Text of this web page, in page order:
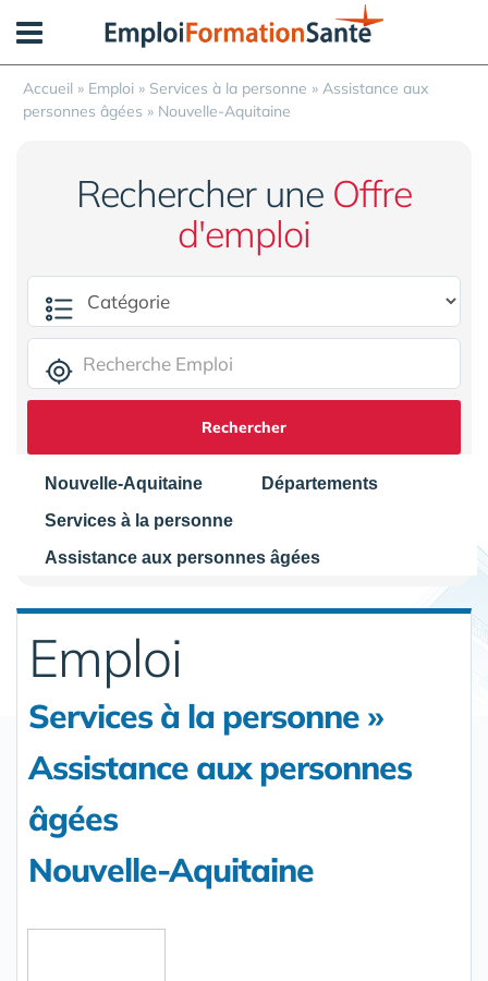
Accueil » Emploi » Services à la personne » Assistance aux
personnes âgées » Nouvelle-Aquitaine
Rechercher une Offre
d'emploi
Rechercher
Nouvelle-Aquitaine
Départements
Services à la personne
Assistance aux personnes âgées
Emploi
Services à la personne »
Assistance aux personnes
âgées
Nouvelle-Aquitaine